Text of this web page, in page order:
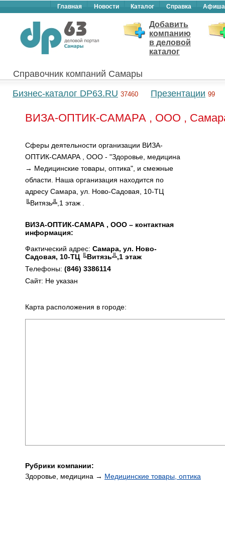
Главная Новости Каталог Справка Афиша
Добавить
компанию
в деловой
каталог
Справочник компаний Самары
Бизнес-каталог DP63.RU 37460 Презентации 99
ВИЗА-ОПТИК-САМАРА , ООО ,
Сферы деятельности организации ВИЗА-
ОПТИК-САМАРА , ООО - "Здоровье, медицина
→ Медицинские товары, оптика", и смежные
области. Наша организация находится по
адресу Самара, ул. Ново-Садовая, 10-ТЦ
╚Витязь╩,1 этаж .
ВИЗА-ОПТИК-САМАРА , ООО – контактная
информация:
Фактический адрес: Самара, ул. Ново-
Садовая, 10-ТЦ ╚Витязь╩,1 этаж
Телефоны: (846) 3386114
Сайт: Не указан
Карта расположения в городе:
Рубрики компании:
Здоровье, медицина → Медицинские товары, оптика